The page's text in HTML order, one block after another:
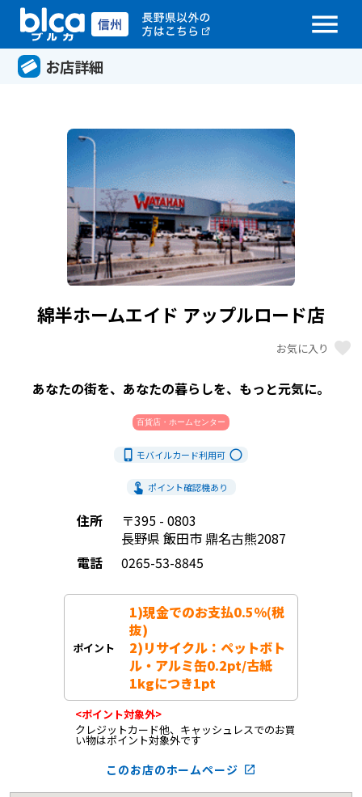
menu
お店詳細
綿半ホームエイド アップルロード店
お気に入り favorite
あなたの街を、あなたの暮らしを、もっと元気に。
百貨店・ホームセンター
phone_iphone モバイルカード利用可 radio_button_unchecked
touch_app ポイント確認機あり
住所
〒395 - 0803
長野県 飯田市 鼎名古熊2087
電話
0265-53-8845
ポイント
1)現金でのお支払0.5%(税
抜)
2)リサイクル：ペットボト
ル・アルミ缶0.2pt/古紙
1kgにつき1pt
<ポイント対象外>
クレジットカード他、キャッシュレスでのお買
い物はポイント対象外です
このお店のホームページ launch